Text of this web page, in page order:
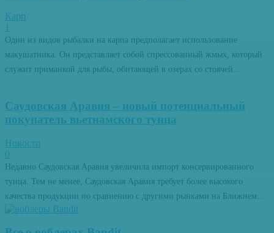
Карп
1
Один из видов рыбалки на карпа предполагает использование
макушатника. Он представляет собой спрессованный жмых, который
служит приманкой для рыбы, обитающей в озерах со стоячей...
Саудовская Аравия – новый потенциальный
покупатель вьетнамского тунца
Новости
0
Недавно Саудовская Аравия увеличила импорт консервированного
тунца. Тем не менее, Саудовская Аравия требует более высокого
качества продукции по сравнению с другими рынками на Ближнем...